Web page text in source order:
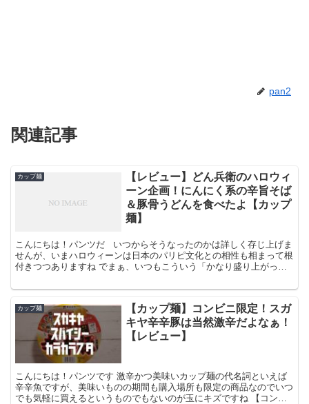
pan2
関連記事
カップ麺
【レビュー】どん兵衛のハロウィ
ーン企画！にんにく系の辛旨そば
＆豚骨うどんを食べたよ【カップ
麺】
こんにちは！パンツだ いつからそうなったのかは詳しく存じ上げま
せんが、いまハロウィーンは日本のパリピ文化との相性も相まって根
付きつつありますね でまぁ、いつもこういう「かなり盛り上がって
カップ麺
【カップ麺】コンビニ限定！スガ
キヤ辛辛豚は当然激辛だよなぁ！
【レビュー】
こんにちは！パンツです 激辛かつ美味いカップ麺の代名詞といえば
辛辛魚ですが、美味いものの期間も購入場所も限定の商品なのでいつ
でも気軽に買えるというものでもないのが玉にキズですね 【コンビ